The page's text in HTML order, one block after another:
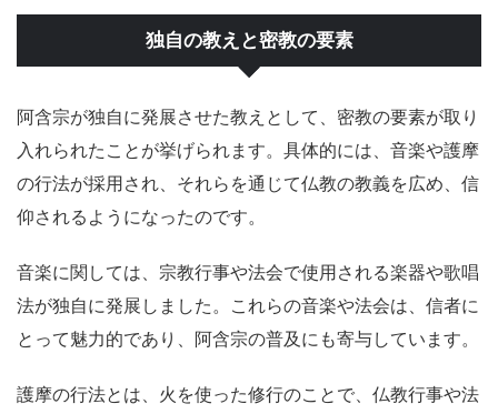
独自の教えと密教の要素
阿含宗が独自に発展させた教えとして、密教の要素が取り
入れられたことが挙げられます。具体的には、音楽や護摩
の行法が採用され、それらを通じて仏教の教義を広め、信
仰されるようになったのです。
音楽に関しては、宗教行事や法会で使用される楽器や歌唱
法が独自に発展しました。これらの音楽や法会は、信者に
とって魅力的であり、阿含宗の普及にも寄与しています。
護摩の行法とは、火を使った修行のことで、仏教行事や法